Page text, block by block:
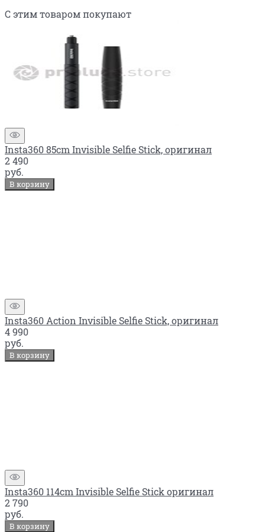
С этим товаром покупают
Insta360 85cm Invisible Selfie Stick, оригинал
2 490
руб.
В корзину
Insta360 Action Invisible Selfie Stick, оригинал
4 990
руб.
В корзину
Insta360 114cm Invisible Selfie Stick оригинал
2 790
руб.
В корзину